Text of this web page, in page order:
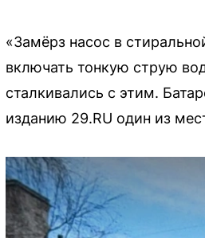
«Замёрз насос в
включать тонкую струю
сталкивались с этим.
изданию 29.RU один из